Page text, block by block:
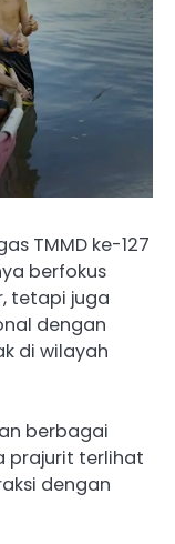
TMMD ke-127
berfokus
tetapi juga
dengan
di wilayah
berbagai
prajurit terlihat
dengan